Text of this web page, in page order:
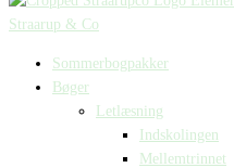
Straarup & Co
Sommerbogpakker
Bøger
Letlæsning
Indskolingen
Mellemtrinnet